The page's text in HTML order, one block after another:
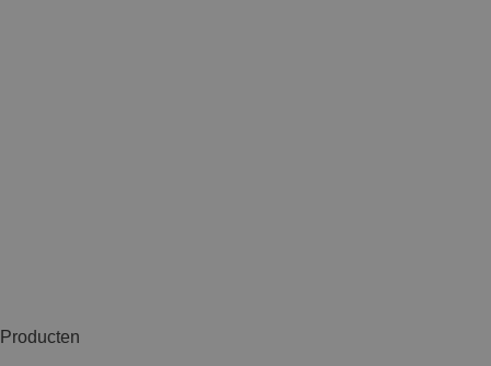
Producten